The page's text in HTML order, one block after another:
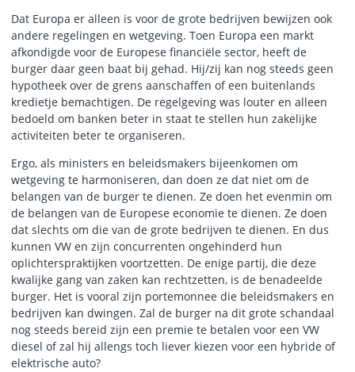
Dat Europa er alleen is voor de grote bedrijven bewijzen ook
andere regelingen en wetgeving. Toen Europa een markt
afkondigde voor de Europese financiële sector, heeft de
burger daar geen baat bij gehad. Hij/zij kan nog steeds geen
hypotheek over de grens aanschaffen of een buitenlands
kredietje bemachtigen. De regelgeving was louter en alleen
bedoeld om banken beter in staat te stellen hun zakelijke
activiteiten beter te organiseren.
Ergo, als ministers en beleidsmakers bijeenkomen om
wetgeving te harmoniseren, dan doen ze dat niet om de
belangen van de burger te dienen. Ze doen het evenmin om
de belangen van de Europese economie te dienen. Ze doen
dat slechts om die van de grote bedrijven te dienen. En dus
kunnen VW en zijn concurrenten ongehinderd hun
oplichterspraktijken voortzetten. De enige partij, die deze
kwalijke gang van zaken kan rechtzetten, is de benadeelde
burger. Het is vooral zijn portemonnee die beleidsmakers en
bedrijven kan dwingen. Zal de burger na dit grote schandaal
nog steeds bereid zijn een premie te betalen voor een VW
diesel of zal hij allengs toch liever kiezen voor een hybride of
elektrische auto?